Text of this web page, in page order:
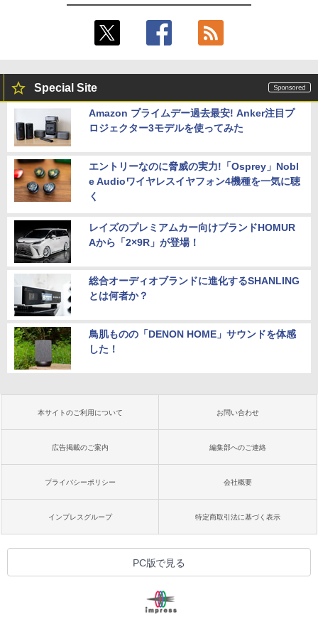
Special Site
Amazon プライムデー過去最安! Anker注目プ
ロジェクター3モデルを使ってみた
エントリーなのに脅威の実力!「Osprey」Nobl
e Audioワイヤレスイヤフォン4機種を一気に聴
く
レイズのプレミアムカー向けブランドHOMUR
Aから「2×9R」が登場！
総合オーディオブランドに進化するSHANLING
とは何者か？
鳥肌ものの「DENON HOME」サウンドを体感
した！
本サイトのご利用について お問い合わせ
広告掲載のご案内 編集部へのご連絡
プライバシーポリシー 会社概要
インプレスグループ 特定商取引法に基づく表示
PC版で見る